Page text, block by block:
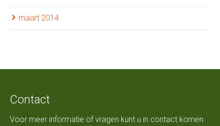
maart 2014
Contact
Voor meer informatie of vragen kunt u in contact komen